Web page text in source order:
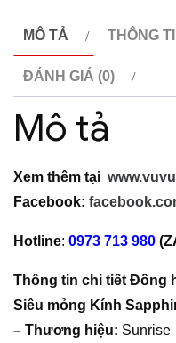
Chính
hãng
số
MÔ TẢ THÔNG
ĐÁNH GIÁ (0)
Mô tả
Xem thêm tại
Facebook:
Hotline: 0973 713 980
Thông tin chi tiết Đồng
Siêu mỏng Kính
– Thương hiệu: Sunrise